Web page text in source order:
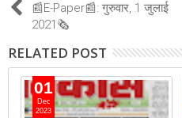
📰E-Paper📰: गुरुवार, 1 जुलाई
2021🗞
RELATED POST
01
Dec
2023